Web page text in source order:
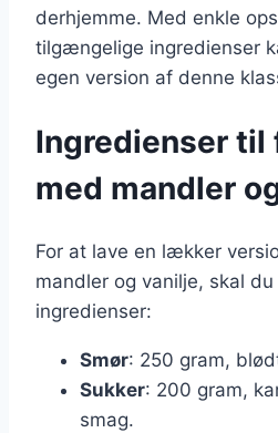
derhjemme. Med enkle
tilgængelige ingredienser
egen version af denne
Ingredienser til
med mandler
For at lave en lækker
mandler og vanilje, skal
ingredienser:
Smør: 250 gram,
Sukker: 200 gram,
smag.